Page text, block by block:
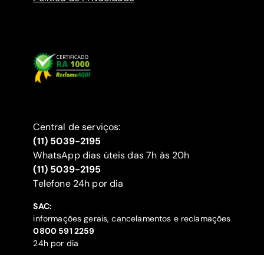
Central de serviços:
(11) 5039-2195
WhatsApp dias úteis das 7h às 20h
(11) 5039-2195
‍Telefone 24h por dia
SAC:
informações gerais, cancelamentos e reclamações
‍0800 591 2259
24h por dia